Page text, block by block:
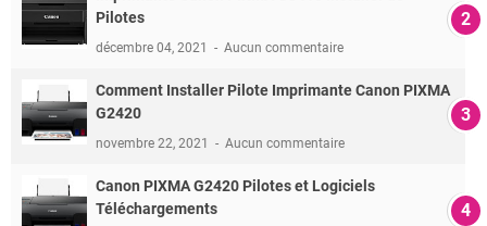
Pilotes
décembre 04, 2021 Aucun commentaire
Comment Installer Pilote Imprimante Canon PIXMA
G2420
novembre 22, 2021 Aucun commentaire
Canon PIXMA G2420 Pilotes et Logiciels
Téléchargements